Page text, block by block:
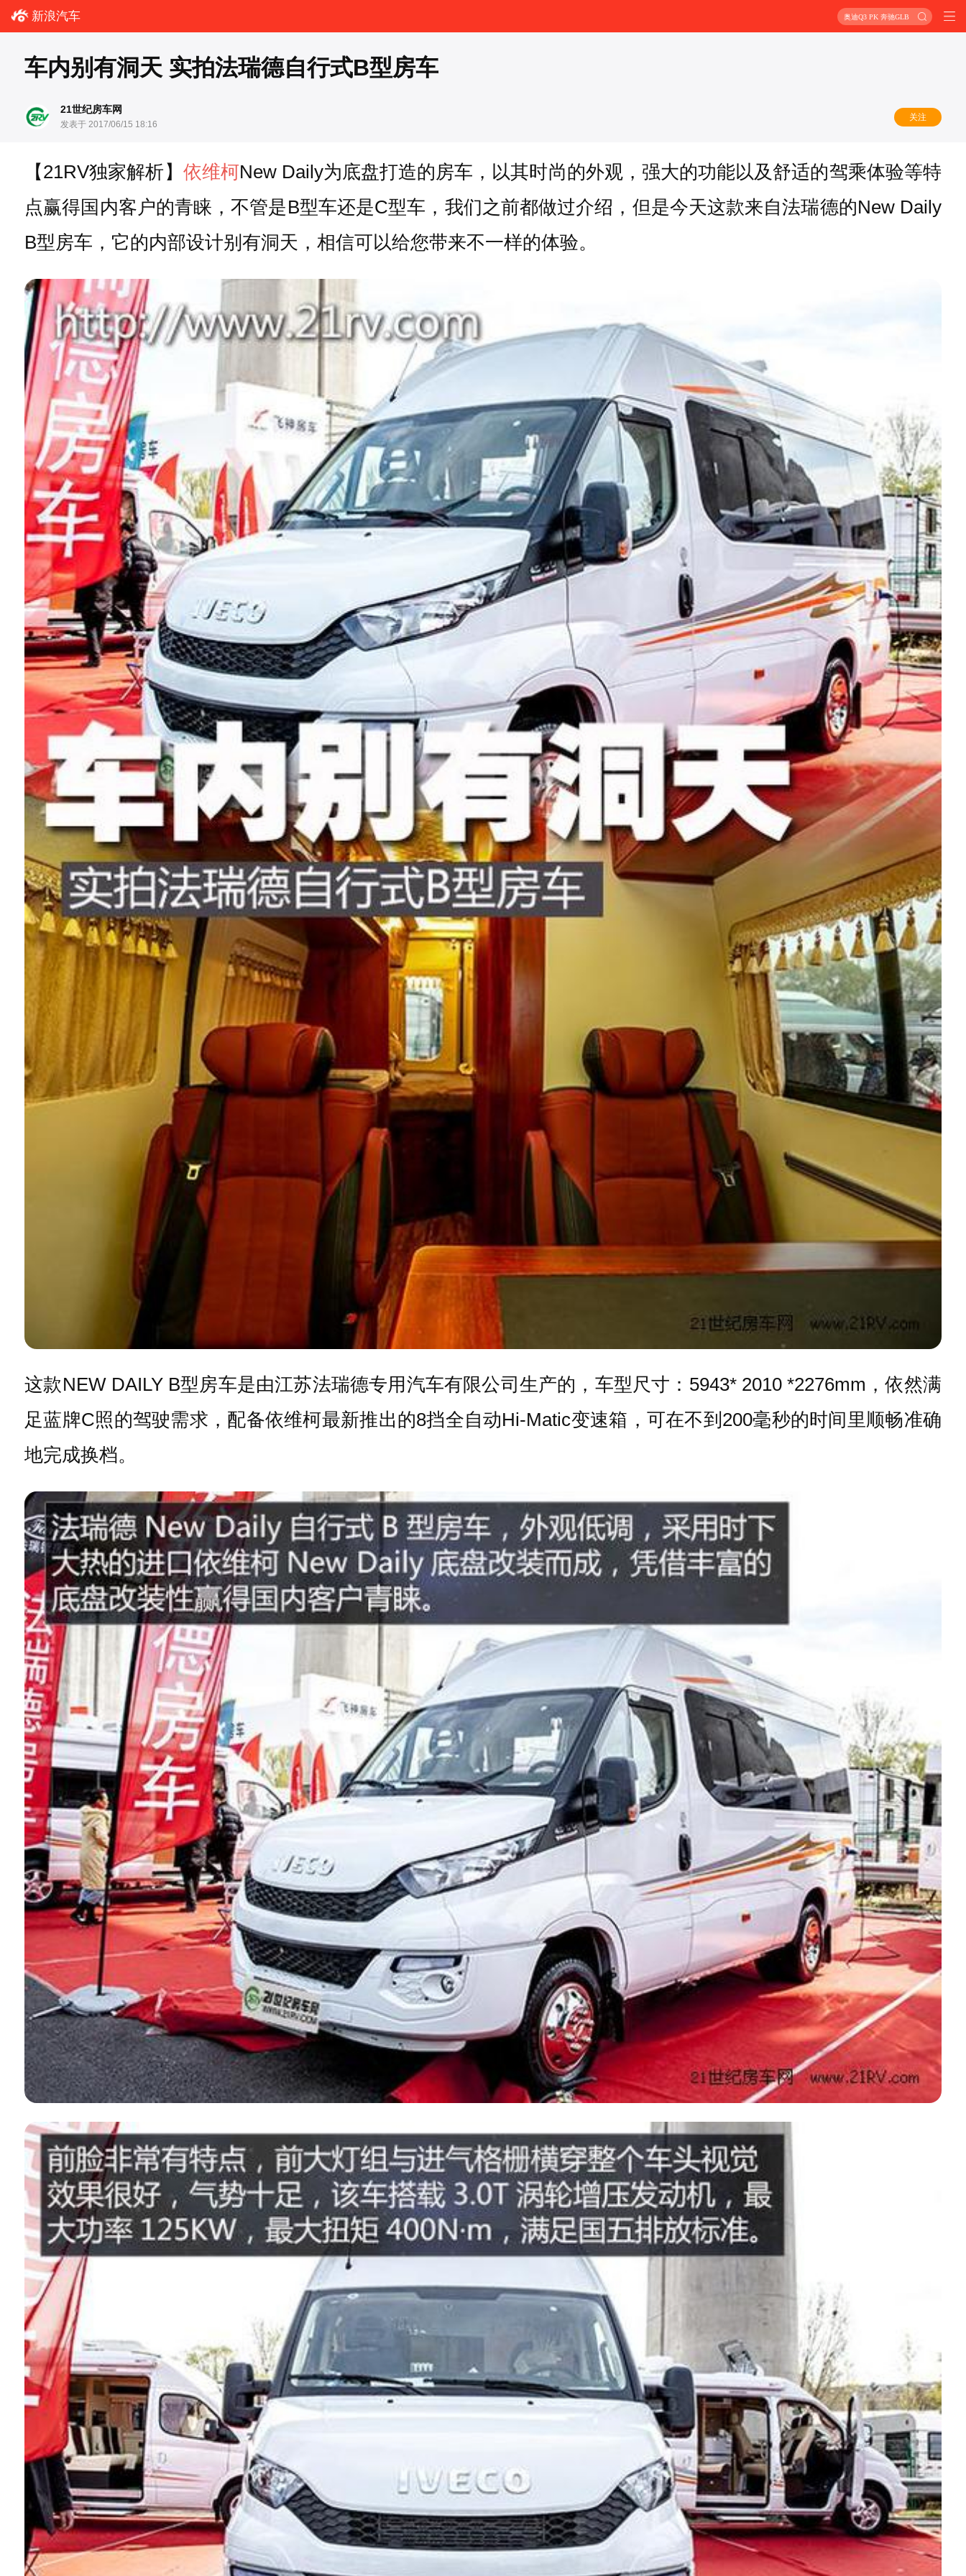
新浪汽车 奥迪Q3 PK 奔驰GLB
车内别有洞天 实拍法瑞德自行式B型房车
21世纪房车网
发表于 2017/06/15 18:16
关注
【21RV独家解析】 依维柯New Daily为底盘打造的房车，以其时尚的外观，强大的功能以及舒适的驾乘体验等特
点赢得国内客户的青睐，不管是B型车还是C型车，我们之前都做过介绍，但是今天这款来自法瑞德的New Daily
B型房车，它的内部设计别有洞天，相信可以给您带来不一样的体验。
这款NEW DAILY B型房车是由江苏法瑞德专用汽车有限公司生产的，车型尺寸：5943* 2010 *2276mm，依然满
足蓝牌C照的驾驶需求，配备依维柯最新推出的8挡全自动Hi-Matic变速箱，可在不到200毫秒的时间里顺畅准确
地完成换档。